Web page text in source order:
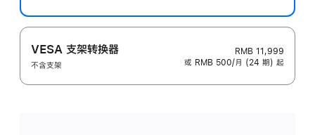
VESA 支架转换器
不含支架
RMB 11,999
或 RMB 500/月 (24 期) 起